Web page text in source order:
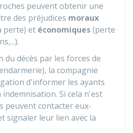
peuvent obtenir une
des préjudices moraux
perte) et économiques(perte
du décès par les forces de
la compagnie
d'informer les ayants
Si cela n'est
peuvent contacter eux-
signaler leur lien avec la